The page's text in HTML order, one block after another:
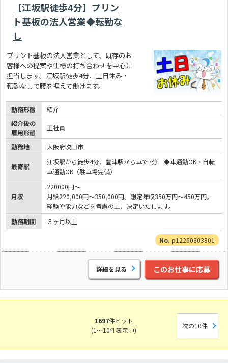
【江坂駅徒歩4分】プリン
ト基板の法人営業◆転勤な
し
プリント基板の法人営業として、既存のお
客様への提案や仕様の打ち合わせを中心に
担当します。江坂駅徒歩4分、土日休み・
転勤なしで腰を据えて働けます。
勤務形態
紹介
紹介後の
雇用形態
正社員
勤務地 大阪府吹田市
最寄駅
江坂駅から徒歩4分、豊津駅から車で7分 ◆車通勤OK・自転
車通勤OK（駐車場完備）
月収
220000円～
月給220,000円～350,000円。想定年収350万円～450万円。
経験や能力などを考慮の上、決定いたします。
勤務期間
３ヶ月以上
p12260803801
詳細を見る このお仕事に応募
1697件ヒット
(1～10件表示中)
次の10件